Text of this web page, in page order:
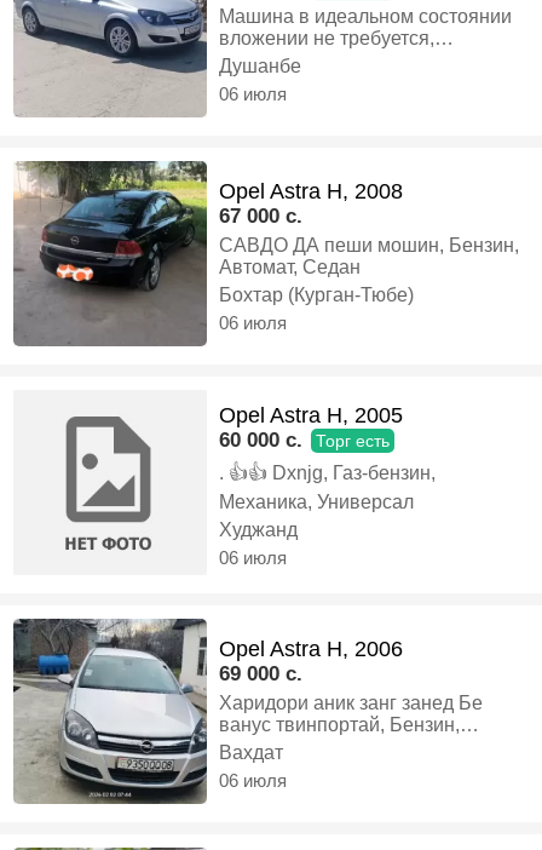
Машина в идеальном состоянии
вложении не требуется,
реальном покупателю, сделаем
скидку. Документы все на год,
Дизель, Механика, Универсал
Душанбе
06 июля
Opel Astra H, 2008
67 000 c.
САВДО ДА пеши мошин, Бензин,
Автомат, Седан
Бохтар (Курган-Тюбе)
06 июля
Opel Astra H, 2005
60 000 c. Торг есть
. 👍👍 Dxnjg, Газ-бензин,
Механика, Универсал
Худжанд
06 июля
Opel Astra H, 2006
69 000 c.
Харидори аник занг занед Бе
ванус твинпортай, Бензин,
Механика, Универсал
Вахдат
06 июля